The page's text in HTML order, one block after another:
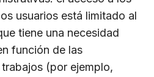
usuarios está limitado al
tiene una necesidad
función de las
(por ejemplo,